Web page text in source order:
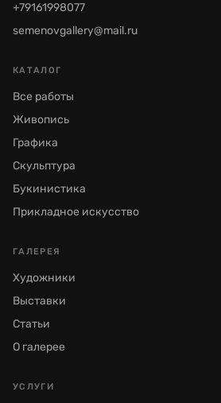
+79161998077
semenovgallery@mail.ru
КАТАЛОГ
Все работы
Живопись
Графика
Скульптура
Букинистика
Прикладное искусство
ГАЛЕРЕЯ
Художники
Выставки
Статьи
О галерее
УСЛУГИ